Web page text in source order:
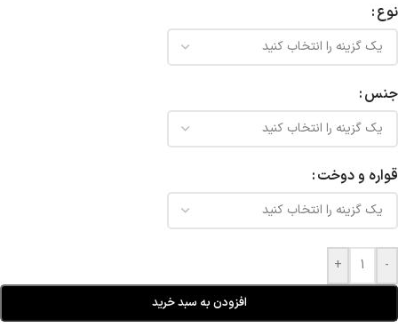
نوع
جنس
قواره و دوخت
-
+
افزودن به سبد خرید